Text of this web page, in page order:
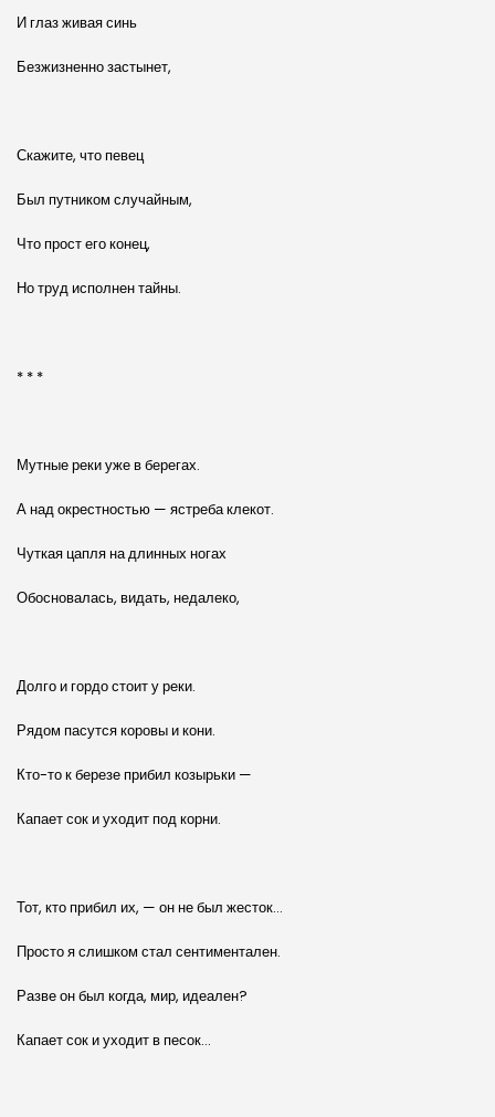
И глаз живая синь
Безжизненно застынет,
Скажите, что певец
Был путником случайным,
Что прост его конец,
Но труд исполнен тайны.
* * *
Мутные реки уже в берегах.
А над окрестностью — ястреба клекот.
Чуткая цапля на длинных ногах
Обосновалась, видать, недалеко,
Долго и гордо стоит у реки.
Рядом пасутся коровы и кони.
Кто-то к березе прибил козырьки —
Капает сок и уходит под корни.
Тот, кто прибил их, — он не был жесток…
Просто я слишком стал сентиментален.
Разве он был когда, мир, идеален?
Капает сок и уходит в песок…